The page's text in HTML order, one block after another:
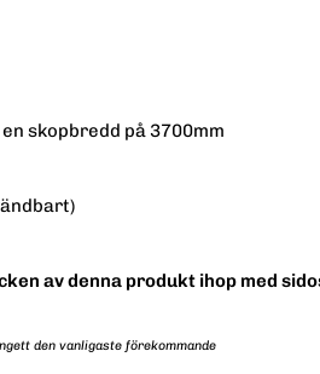
skopbredd på 3700mm
av denna produkt ihop med
den vanligaste förekommande